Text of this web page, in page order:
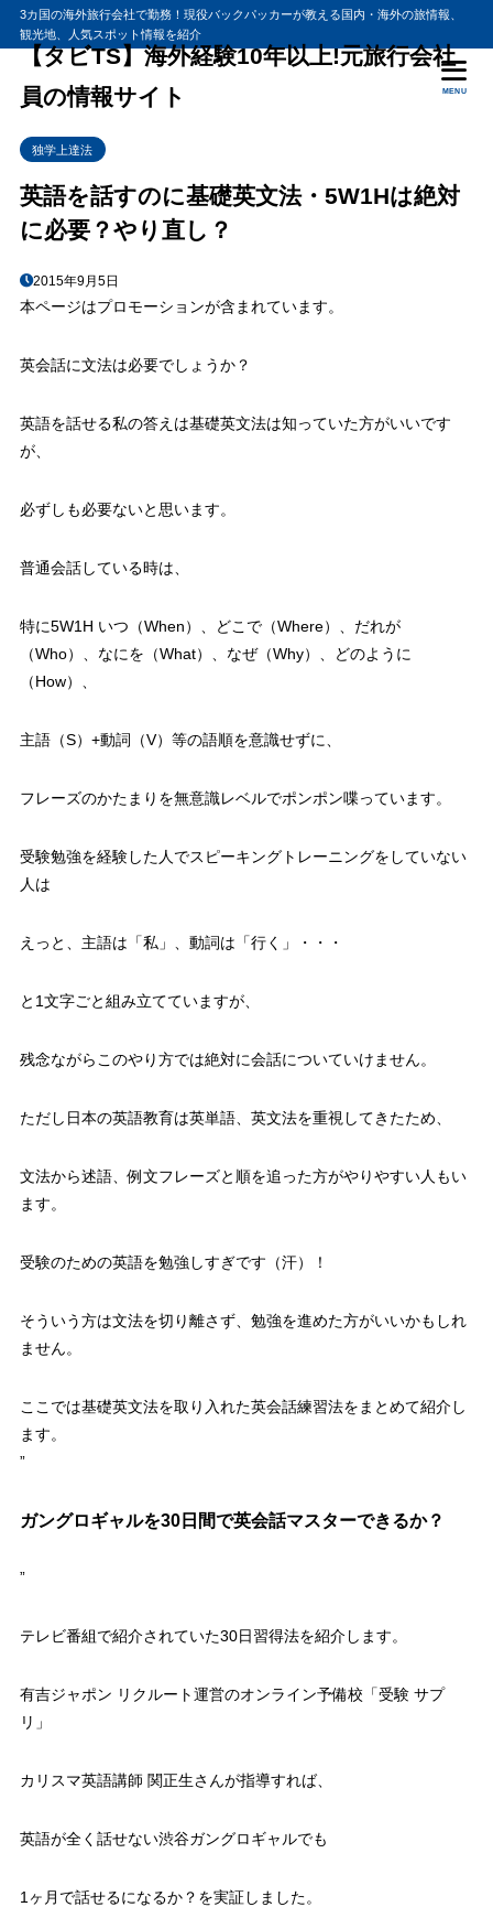
3カ国の海外旅行会社で勤務！現役バックパッカーが教える国内・海外の旅情報、
観光地、人気スポット情報を紹介
【タビTS】海外経験10年以上!元旅行会社
員の情報サイト
MENU
独学上達法
英語を話すのに基礎英文法・5W1Hは絶対
に必要？やり直し？
2015年9月5日
本ページはプロモーションが含まれています。
英会話に文法は必要でしょうか？
英語を話せる私の答えは基礎英文法は知っていた方がいいです
が、
必ずしも必要ないと思います。
普通会話している時は、
特に5W1H いつ（When）、どこで（Where）、だれが
（Who）、なにを（What）、なぜ（Why）、どのように
（How）、
主語（S）+動詞（V）等の語順を意識せずに、
フレーズのかたまりを無意識レベルでポンポン喋っています。
受験勉強を経験した人でスピーキングトレーニングをしていない
人は
えっと、主語は「私」、動詞は「行く」・・・
と1文字ごと組み立てていますが、
残念ながらこのやり方では絶対に会話についていけません。
ただし日本の英語教育は英単語、英文法を重視してきたため、
文法から述語、例文フレーズと順を追った方がやりやすい人もい
ます。
受験のための英語を勉強しすぎです（汗）！
そういう方は文法を切り離さず、勉強を進めた方がいいかもしれ
ません。
ここでは基礎英文法を取り入れた英会話練習法をまとめて紹介し
ます。
”
ガングロギャルを30日間で英会話マスターできるか？
”
テレビ番組で紹介されていた30日習得法を紹介します。
有吉ジャポン リクルート運営のオンライン予備校「受験 サプ
リ」
カリスマ英語講師 関正生さんが指導すれば、
英語が全く話せない渋谷ガングロギャルでも
1ヶ月で話せるになるか？を実証しました。